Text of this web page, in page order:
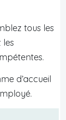
tous les
les
d’accueil